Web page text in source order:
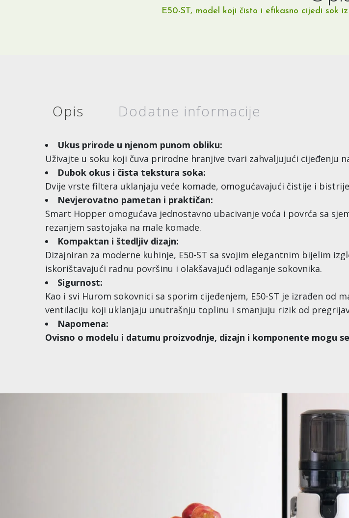
E50-ST, model koji čisto i efikasno cijedi sok
Opis Dodatne informacije
Ukus prirode u njenom punom obliku:
Uživajte u soku koji čuva prirodne hranjive tvari zahvaljujući cijeđenju
Dubok okus i čista tekstura soka:
Dvije vrste filtera uklanjaju veće komade, omogućavajući čistije i
Nevjerovatno pametan i praktičan:
Smart Hopper omogućava jednostavno ubacivanje voća i povrća sa
rezanjem sastojaka na male komade.
Kompaktan i štedljiv dizajn:
Dizajniran za moderne kuhinje, E50-ST sa svojim elegantnim bijelim
iskorištavajući radnu površinu i olakšavajući odlaganje sokovnika.
Sigurnost:
Kao i svi Hurom sokovnici sa sporim cijeđenjem, E50-ST je izrađen od
ventilaciju koji uklanjaju unutrašnju toplinu i smanjuju rizik od
Napomena:
Ovisno o modelu i datumu proizvodnje, dizajn i komponente mogu